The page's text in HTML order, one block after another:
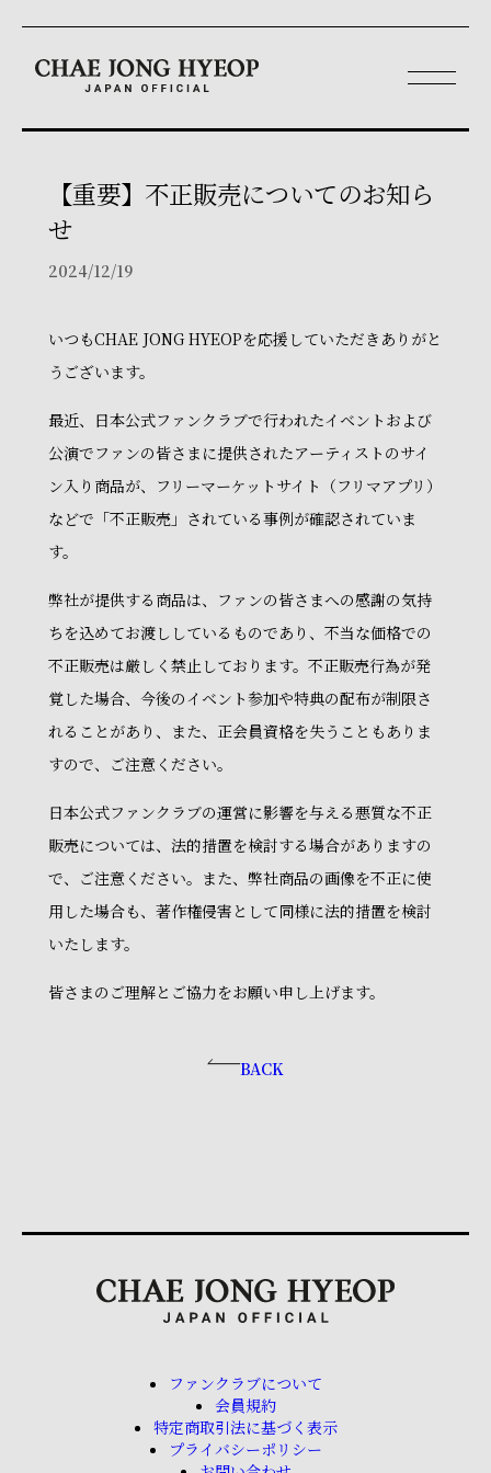
【重要】不正販売についてのお知ら
せ
2024/12/19
いつもCHAE JONG HYEOPを応援していただきありがと
うございます。
最近、日本公式ファンクラブで行われたイベントおよび
公演でファンの皆さまに提供されたアーティストのサイ
ン入り商品が、フリーマーケットサイト（フリマアプリ）
などで「不正販売」されている事例が確認されていま
す。
弊社が提供する商品は、ファンの皆さまへの感謝の気持
ちを込めてお渡ししているものであり、不当な価格での
不正販売は厳しく禁止しております。不正販売行為が発
覚した場合、今後のイベント参加や特典の配布が制限さ
れることがあり、また、正会員資格を失うこともありま
すので、ご注意ください。
日本公式ファンクラブの運営に影響を与える悪質な不正
販売については、法的措置を検討する場合がありますの
で、ご注意ください。また、弊社商品の画像を不正に使
用した場合も、著作権侵害として同様に法的措置を検討
いたします。
皆さまのご理解とご協力をお願い申し上げます。
BACK
ファンクラブについて
会員規約
特定商取引法に基づく表示
プライバシーポリシー